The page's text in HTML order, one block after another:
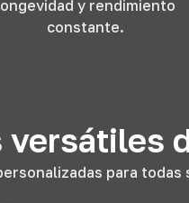
y rendimiento
constante.
versátiles
para